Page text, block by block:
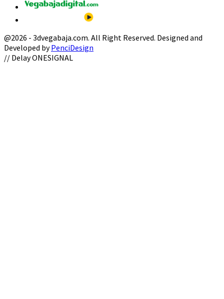
@2026 - 3dvegabaja.com. All Right Reserved. Designed and
Developed byPenciDesign
Facebook
Twitter
Instagram
Youtube
Email
// Delay ONESIGNAL